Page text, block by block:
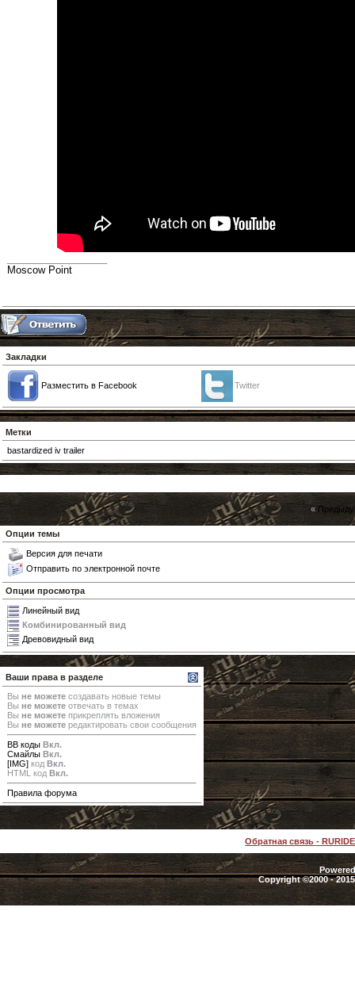
Moscow Point
Закладки
Разместить в Facebook Twitter
Метки
bastardized iv trailer
«
Опции темы
Версия для печати
Отправить по электронной почте
Опции просмотра
Линейный вид
Комбинированный вид
Древовидный вид
Ваши права в разделе
Вы не можете создавать новые темы
Вы не можете отвечать в темах
Вы не можете прикреплять вложения
Вы не можете редактировать свои сообщения
BB коды Вкл.
Смайлы Вкл.
[IMG] код Вкл.
HTML код Вкл.
Правила форума
Обратная связь -
Copyright ©2000 -